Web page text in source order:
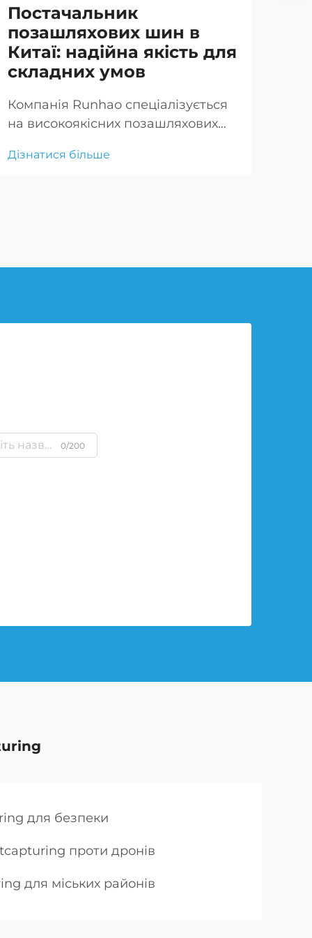
Постачальник
позашляхових шин в
Китаї: надійна якість для
складних умов
Компанія Runhao спеціалізується
на високоякісних позашляхових
найскладніших умовах та
Дізнатися більше
0/200
для безпеки
проти дронів
для міських районів